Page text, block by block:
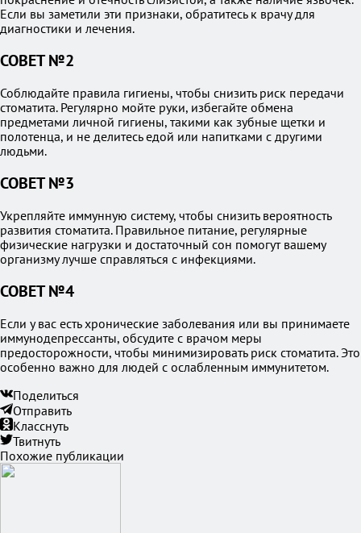
Если вы заметили эти признаки, обратитесь к врачу для
диагностики и лечения.
СОВЕТ №2
Соблюдайте правила гигиены, чтобы снизить риск передачи
стоматита. Регулярно мойте руки, избегайте обмена
предметами личной гигиены, такими как зубные щетки и
полотенца, и не делитесь едой или напитками с другими
людьми.
СОВЕТ №3
Укрепляйте иммунную систему, чтобы снизить вероятность
развития стоматита. Правильное питание, регулярные
физические нагрузки и достаточный сон помогут вашему
организму лучше справляться с инфекциями.
СОВЕТ №4
Если у вас есть хронические заболевания или вы принимаете
иммунодепрессанты, обсудите с врачом меры
предосторожности, чтобы минимизировать риск стоматита. Это
особенно важно для людей с ослабленным иммунитетом.
Поделиться
Отправить
Класснуть
Твитнуть
Похожие публикации